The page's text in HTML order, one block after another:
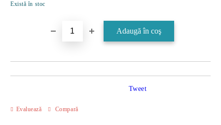
Există în stoc
Evaluează Compară
Tweet